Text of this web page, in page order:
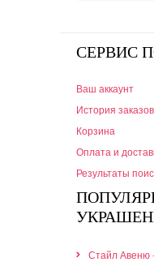
СЕРВИС
Ваш аккаунт
История заказов
Корзина
Оплата и
Результаты
Стайл Авеню